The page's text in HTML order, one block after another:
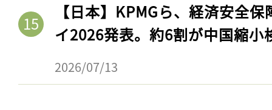
【日本】KPMGら、経済安全
イ2026発表。約6割が中国縮小
2026/07/13